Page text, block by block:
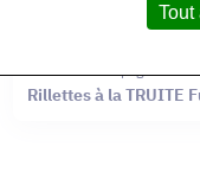
Ecailles & Compagnie
Rillettes à la TRUITE
Tout